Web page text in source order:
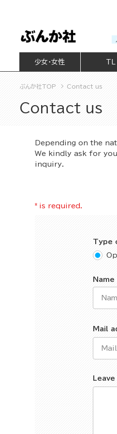
少女・女性
ぶんか社TOP Contact us
Contact us
Depending on the
We kindly ask for
inquiry.
* is required.
Type
Mail